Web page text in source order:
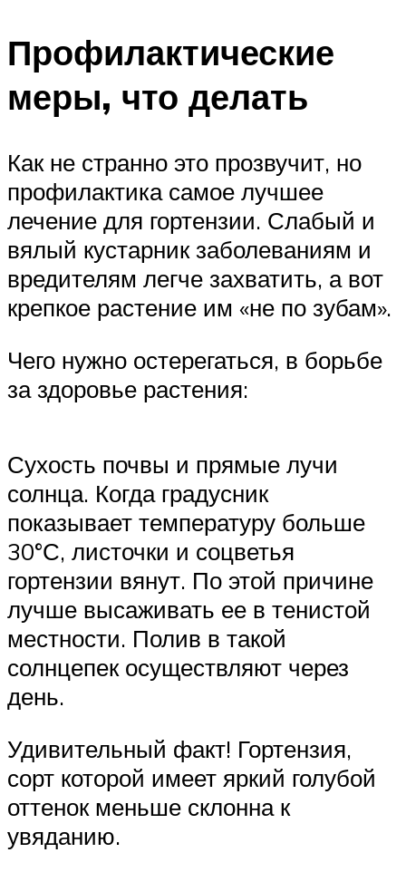
Профилактические
меры, что делать
Как не странно это прозвучит, но
профилактика самое лучшее
лечение для гортензии. Слабый и
вялый кустарник заболеваниям и
вредителям легче захватить, а вот
крепкое растение им «не по зубам».
Чего нужно остерегаться, в борьбе
за здоровье растения:
Сухость почвы и прямые лучи
солнца. Когда градусник
показывает температуру больше
30°С, листочки и соцветья
гортензии вянут. По этой причине
лучше высаживать ее в тенистой
местности. Полив в такой
солнцепек осуществляют через
день.
Удивительный факт! Гортензия,
сорт которой имеет яркий голубой
оттенок меньше склонна к
увяданию.